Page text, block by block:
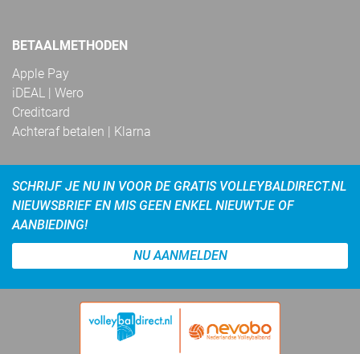
BETAALMETHODEN
Apple Pay
iDEAL | Wero
Creditcard
Achteraf betalen | Klarna
SCHRIJF JE NU IN VOOR DE GRATIS VOLLEYBALDIRECT.NL
NIEUWSBRIEF EN MIS GEEN ENKEL NIEUWTJE OF
AANBIEDING!
NU AANMELDEN